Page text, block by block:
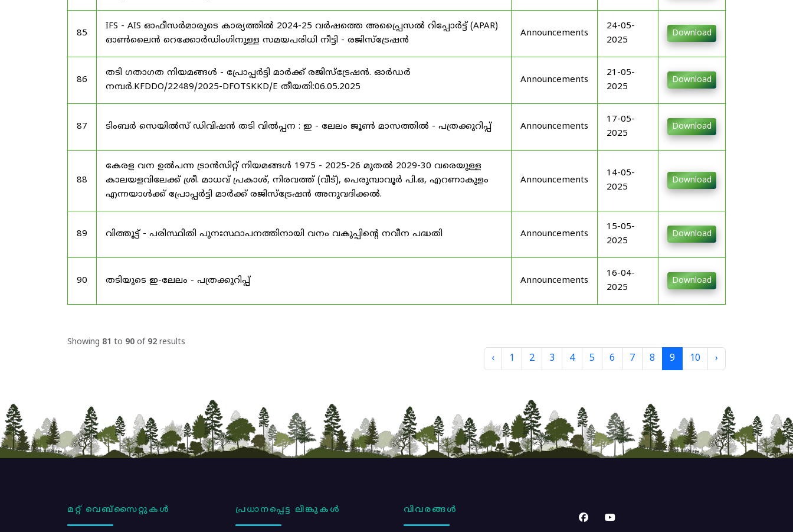
85
IFS - AIS ഓഫീസർമാരുടെ കാര്യത്തിൽ 2024-25 വർഷത്തെ അപ്പ്രൈസൽ റിപ്പോർട്ട് (APAR)
ഓൺലൈൻ റെക്കോർഡിംഗിനുള്ള സമയപരിധി നീട്ടി - രജിസ്ട്രേഷൻ
Announcements
24-05-
2025
Download
86
തടി ഗതാഗത നിയമങ്ങൾ - പ്രോപ്പർട്ടി മാർക്ക് രജിസ്ട്രേഷൻ. ഓർഡർ
നമ്പർ.KFDDO/22489/2025-DFOTSKKD/E തീയതി:06.05.2025
Announcements
21-05-
2025
Download
87 ടിംബർ സെയിൽസ് ഡിവിഷൻ തടി വിൽപ്പന : ഇ - ലേലം ജൂൺ മാസത്തിൽ - പത്രക്കുറിപ്പ് Announcements
17-05-
2025
Download
88
കേരള വന ഉൽ‌പന്ന ട്രാൻസിറ്റ് നിയമങ്ങൾ 1975 - 2025-26 മുതൽ 2029-30 വരെയുള്ള
കാലയളവിലേക്ക് ശ്രീ. മാധവ് പ്രകാശ്, നിരവത്ത് (വീട്), പെരുമ്പാവൂർ പി.ഒ, എറണാകുളം
എന്നയാൾക്ക് പ്രോപ്പർട്ടി മാർക്ക് രജിസ്ട്രേഷൻ അനുവദിക്കൽ.
Announcements
14-05-
2025
Download
89 വിത്തൂട്ട് - പരിസ്ഥിതി പുനഃസ്ഥാപനത്തിനായി വനം വകുപ്പിന്റെ നവീന പദ്ധതി Announcements
15-05-
2025
Download
90 തടിയുടെ ഇ-ലേലം - പത്രക്കുറിപ്പ് Announcements
16-04-
2025
Download
Showing 81 to 90 of 92 results
‹ 1 2 3 4 5 6 7 8 9 10 ›
മറ്റ് വെബ്സൈറ്റുകൾ പ്രധാനപ്പെട്ട ലിങ്കുകൾ വിവരങ്ങൾ